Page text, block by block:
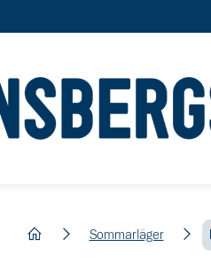
hem Sommarläger